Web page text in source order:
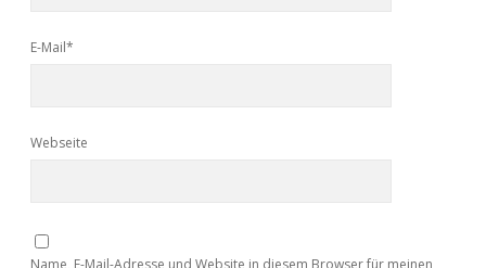
E-Mail*
Webseite